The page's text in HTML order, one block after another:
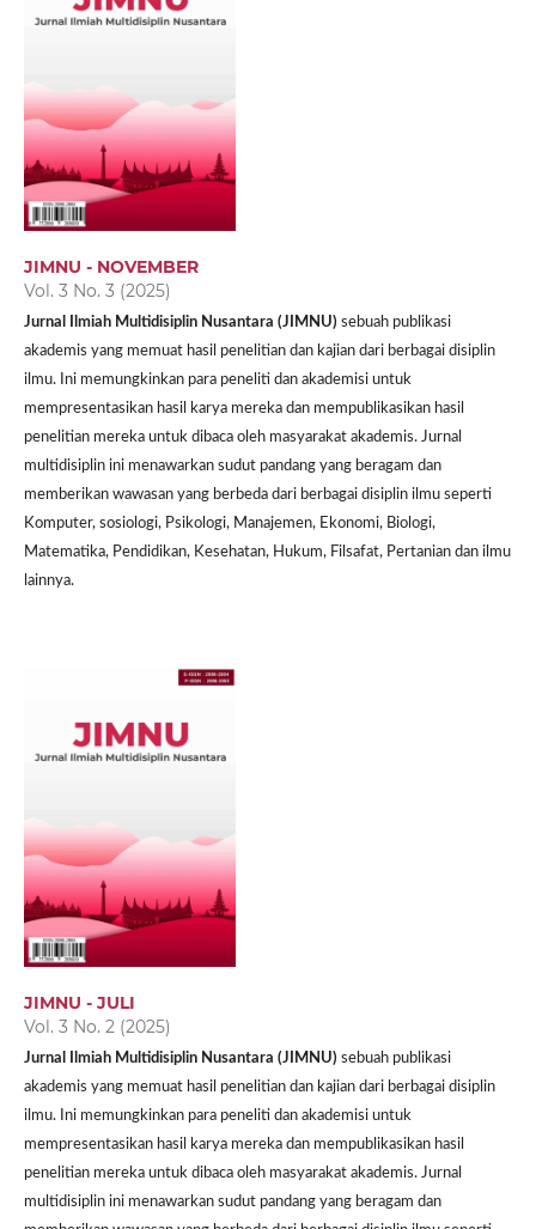
JIMNU - NOVEMBER
Vol. 3 No. 3 (2025)
Jurnal Ilmiah Multidisiplin Nusantara (JIMNU) sebuah publikasi
akademis yang memuat hasil penelitian dan kajian dari berbagai disiplin
ilmu. Ini memungkinkan para peneliti dan akademisi untuk
mempresentasikan hasil karya mereka dan mempublikasikan hasil
penelitian mereka untuk dibaca oleh masyarakat akademis. Jurnal
multidisiplin ini menawarkan sudut pandang yang beragam dan
memberikan wawasan yang berbeda dari berbagai disiplin ilmu seperti
Komputer, sosiologi, Psikologi, Manajemen, Ekonomi, Biologi,
Matematika, Pendidikan, Kesehatan, Hukum, Filsafat, Pertanian dan ilmu
lainnya.
JIMNU - JULI
Vol. 3 No. 2 (2025)
Jurnal Ilmiah Multidisiplin Nusantara (JIMNU) sebuah publikasi
akademis yang memuat hasil penelitian dan kajian dari berbagai disiplin
ilmu. Ini memungkinkan para peneliti dan akademisi untuk
mempresentasikan hasil karya mereka dan mempublikasikan hasil
penelitian mereka untuk dibaca oleh masyarakat akademis. Jurnal
multidisiplin ini menawarkan sudut pandang yang beragam dan